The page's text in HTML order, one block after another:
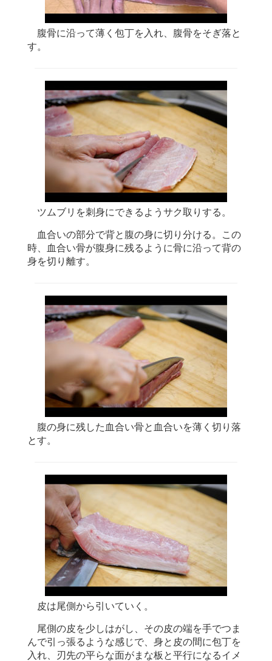
腹骨に沿って薄く包丁を入れ、腹骨をそぎ落と
す。
ツムブリを刺身にできるようサク取りする。
血合いの部分で背と腹の身に切り分ける。この
時、血合い骨が腹身に残るように骨に沿って背の
身を切り離す。
腹の身に残した血合い骨と血合いを薄く切り落
とす。
皮は尾側から引いていく。
尾側の皮を少しはがし、その皮の端を手でつま
んで引っ張るような感じで、身と皮の間に包丁を
入れ、刃先の平らな面がまな板と平行になるイメ